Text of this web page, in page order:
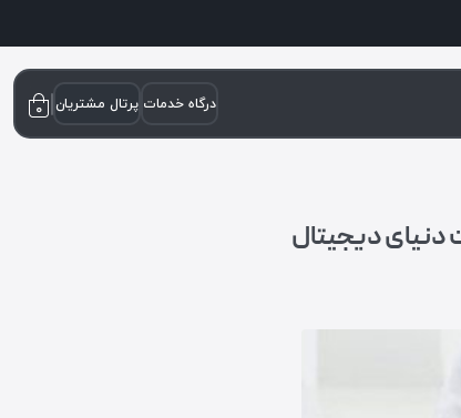
درگاه خدمات پرتال مشتریان ۰
دنیای دیجیتال